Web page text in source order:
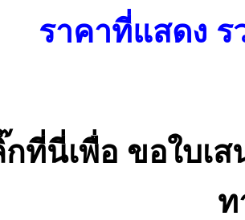
ราคาที่แสดง
ที่นี่เพื่อ ขอใบเ
ท